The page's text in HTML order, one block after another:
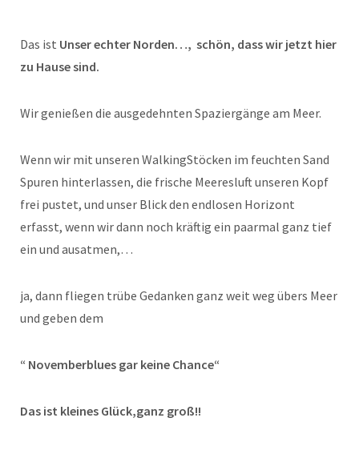
Das ist Unser echter Norden…, schön, dass wir jetzt hier
zu Hause sind.
Wir genießen die ausgedehnten Spaziergänge am Meer.
Wenn wir mit unseren WalkingStöcken im feuchten Sand
Spuren hinterlassen, die frische Meeresluft unseren Kopf
frei pustet, und unser Blick den endlosen Horizont
erfasst, wenn wir dann noch kräftig ein paarmal ganz tief
ein und ausatmen,…
ja, dann fliegen trübe Gedanken ganz weit weg übers Meer
und geben dem
“ Novemberblues gar keine Chance“
Das ist kleines Glück,ganz groß!!